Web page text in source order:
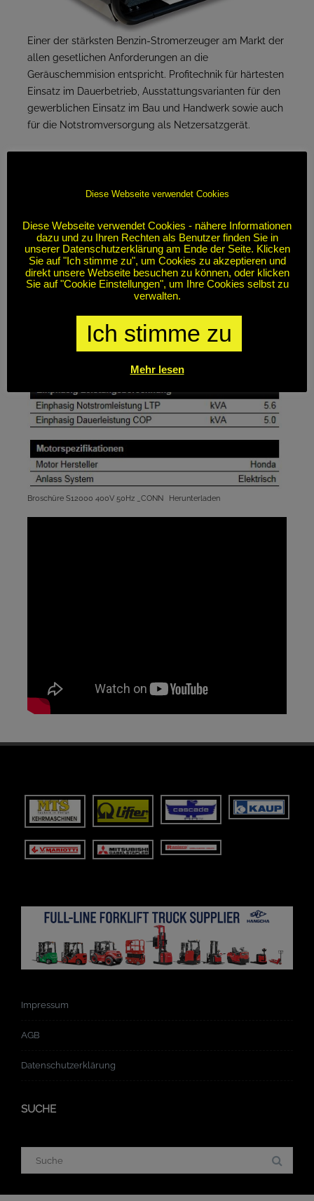
Einer der stärksten Benzin-Stromerzeuger am Markt der
allen gesetlichen Anforderungen an die
Geräuschemmision entspricht. Profitechnik für härtesten
Einsatz im Dauerbetrieb, Ausstattungsvarianten für den
gewerblichen Einsatz im Bau und Handwerk sowie auch
für die Notstromversorgung als Netzersatzgerät.
Fernbedienung vorverdrahtet (AMF/RSS) CONN
Broschüre S12000 400V 50Hz _CONN Herunterladen
Impressum
AGB
Datenschutzerklärung
SUCHE
Diese Webseite verwendet Cookies
Diese Webseite verwendet Cookies - nähere Informationen
dazu und zu Ihren Rechten als Benutzer finden Sie in
unserer Datenschutzerklärung am Ende der Seite. Klicken
Sie auf "Ich stimme zu", um Cookies zu akzeptieren und
direkt unsere Webseite besuchen zu können, oder klicken
Sie auf "Cookie Einstellungen", um Ihre Cookies selbst zu
verwalten.
Ich stimme zu
Mehr lesen